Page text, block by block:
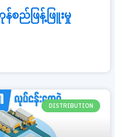
စည်ဖြန့်ဖြူးမှု
DISTRIBUTION